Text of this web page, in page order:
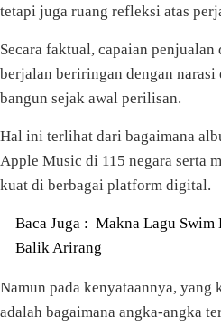
tetapi juga ruang refleksi atas
Secara faktual, capaian
berjalan beriringan dengan narasi
bangun sejak awal perilisan.
Hal ini terlihat dari bagaimana
Apple Music di 115 negara serta
kuat di berbagai platform digital.
Baca Juga : Makna Lagu Swim
Balik Arirang
Namun pada kenyataannya,
adalah bagaimana angka-angka